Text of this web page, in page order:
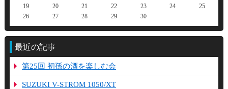
19
20 21 22 23 24
25
26
27 28 29 30
最近の記事
第25回 初孫の酒を楽しむ会
SUZUKI V-STROM 1050/XT